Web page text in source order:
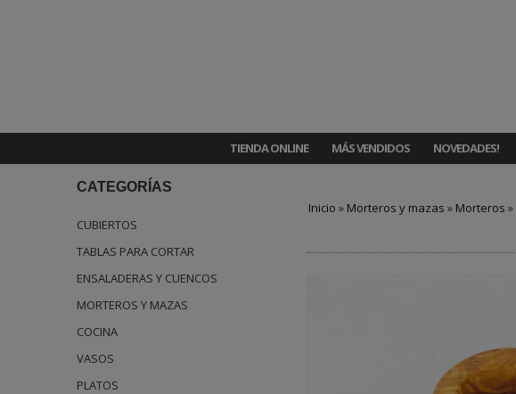
TIENDA ONLINE MÁS VENDIDOS NOVEDADES!
CATEGORÍAS
CUBIERTOS
TABLAS PARA CORTAR
ENSALADERAS Y CUENCOS
MORTEROS Y MAZAS
COCINA
VASOS
PLATOS
Inicio » Morteros y mazas » Morteros »